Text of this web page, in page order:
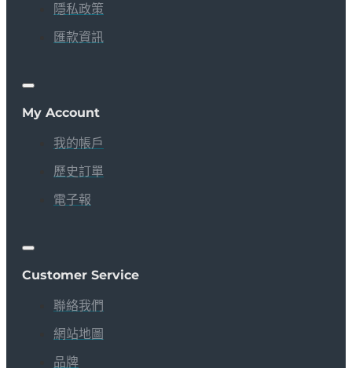
隱私政策
匯款資訊
My Account
我的帳戶
歷史訂單
電子報
Customer Service
聯絡我們
網站地圖
品牌